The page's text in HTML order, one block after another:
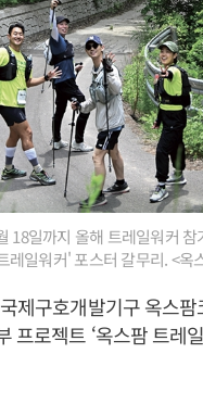
18일까지 올해 트레일워커 참
레일워커' 포스터 갈무리. <옥
제구호개발기구 옥스
프로젝트 ‘옥스팜 트레